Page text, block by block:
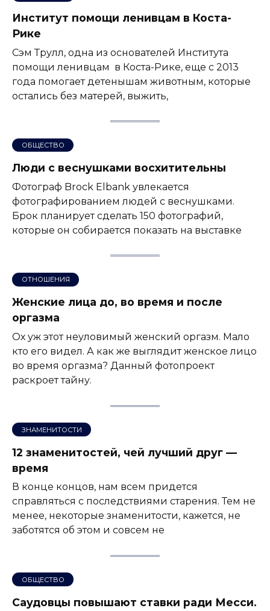
Институт помощи ленивцам в Коста-
Рике
Сэм Трулл, одна из основателей Института
помощи ленивцам в Коста-Рике, еще с 2013
года помогает детенышам животным, которые
остались без матерей, выжить,
ОБЩЕСТВО
Люди с веснушками восхитительны
Фотограф Brock Elbank увлекается
фотографированием людей с веснушками.
Брок планирует сделать 150 фотографий,
которые он собирается показать на выставке
ОТНОШЕНИЯ
Женские лица до, во время и после
оргазма
Ох уж этот неуловимый женский оргазм. Мало
кто его видел. А как же выглядит женское лицо
во время оргазма? Данный фотопроект
раскроет тайну.
ЗНАМЕНИТОСТИ
12 знаменитостей, чей лучший друг —
время
В конце концов, нам всем придется
справляться с последствиями старения. Тем не
менее, некоторые знаменитости, кажется, не
заботятся об этом и совсем не
ОБЩЕСТВО
Саудовцы повышают ставки ради Месси.